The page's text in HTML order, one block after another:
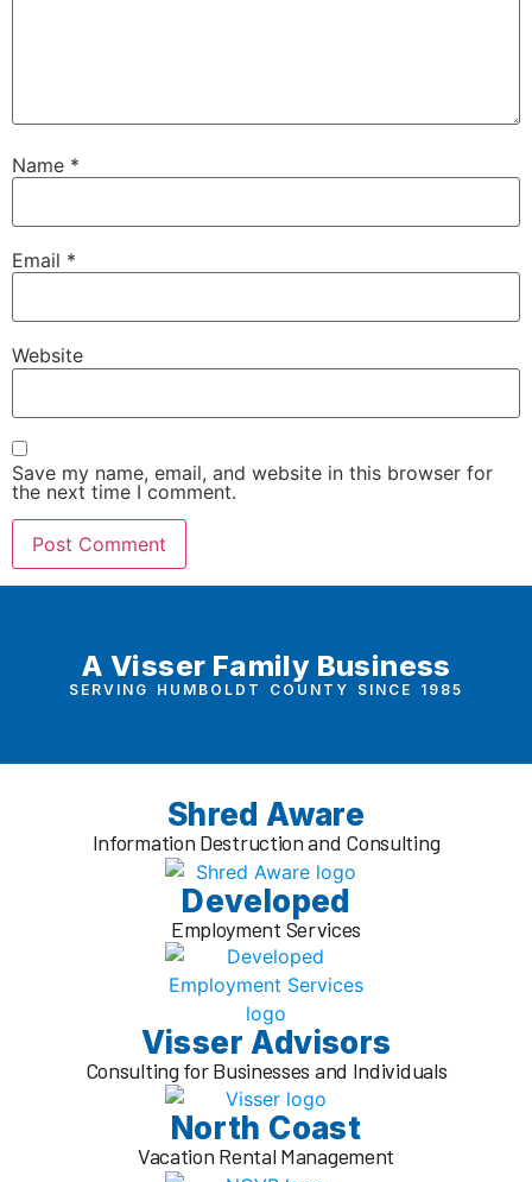
Name *
Email *
Website
Save my name, email, and website in this browser for
the next time I comment.
A Visser Family Business
SERVING HUMBOLDT COUNTY SINCE 1985
Shred Aware
Information Destruction and Consulting
Developed
Employment Services
Visser Advisors
Consulting for Businesses and Individuals
North Coast
Vacation Rental Management